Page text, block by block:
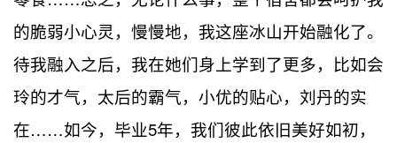
的脆弱小心灵，慢慢地，我这座冰山开始融化了。
待我融入之后，我在她们身上学到了更多，比如会
玲的才气，太后的霸气，小优的贴心，刘丹的实
在……如今，毕业5年，我们彼此依旧美好如初，